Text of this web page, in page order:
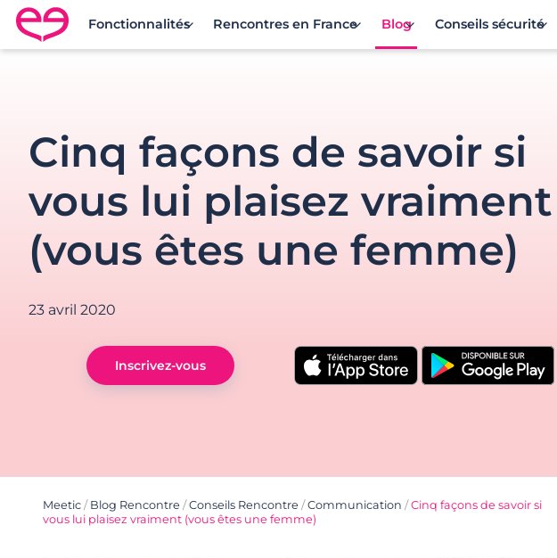
Rencontre en France avec Meetic
Fonctionnalités Rencontres en France Blog Conseils sécurité
Cinq façons de savoir si
vous lui plaisez vraiment
(vous êtes une femme)
23 avril 2020
Inscrivez-vous
Meetic / Blog Rencontre /Conseils Rencontre /Communication /Cinq façons de savoir si
vous lui plaisez vraiment (vous êtes une femme)